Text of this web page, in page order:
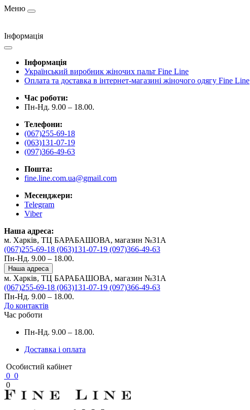
Меню
Інформація
Інформація
Український виробник жіночих пальт Fine Line
Оплата та доставка в інтернет-магазині жіночого одягу Fine Line
Час роботи:
Пн-Нд. 9.00 – 18.00.
Телефони:
(067)255-69-18
(063)131-07-19
(097)366-49-63
Пошта:
fine.line.com.ua@gmail.com
Месенджери:
Telegram
Viber
Наша адреса:
м. Харків, ТЦ БАРАБАШОВА, магазин №31A
(067)255-69-18 (063)131-07-19 (097)366-49-63
Пн-Нд. 9.00 – 18.00.
Наша адреса
м. Харків, ТЦ БАРАБАШОВА, магазин №31A
(067)255-69-18 (063)131-07-19 (097)366-49-63
Пн-Нд. 9.00 – 18.00.
До контактів
Час роботи
Пн-Нд. 9.00 – 18.00.
Доставка і оплата
Особистий кабінет
0 0
0